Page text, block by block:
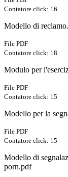
Contatore click: 16
Modello di
File PDF
Contatore click: 18
Modulo per
File PDF
Contatore click: 15
Modello per la
File PDF
Contatore click: 15
Modello di
porn.pdf